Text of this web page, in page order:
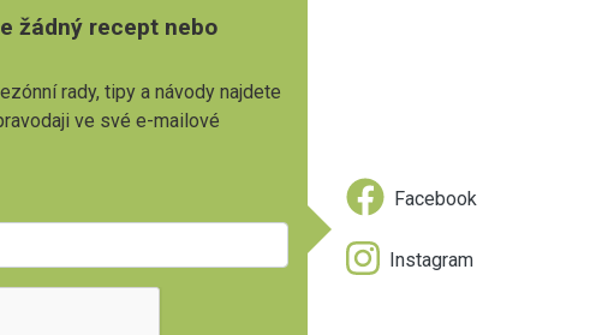
žádný recept nebo
rady, tipy a návody najdete
ve své e-mailové
Facebook
Instagram